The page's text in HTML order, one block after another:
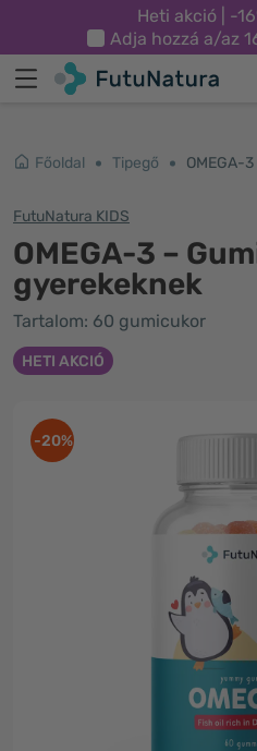
Heti akció | -
Adja hozzá a/az
Főoldal Tipegő
FutuNatura KIDS
OMEGA-3 –
gyerekeknek
Tartalom: 60 gumicukor
HETI AKCIÓ
-20%